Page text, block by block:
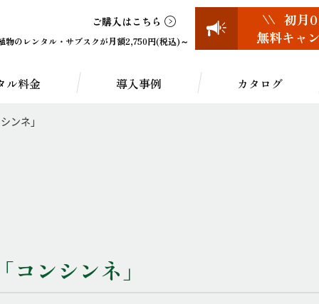
物のレンタル・サブスクが月額2,750円(税込)～
ご購入はこちら
初月
無料キャ
ル料金 導入事例 カタログ
ンネ」
ンシンネ」